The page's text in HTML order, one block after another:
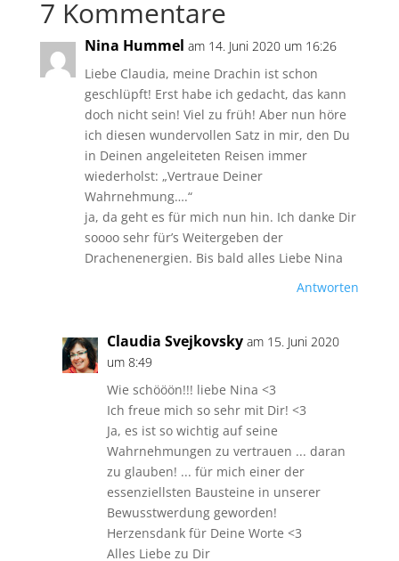
7 Kommentare
Nina Hummel am 14. Juni 2020 um 16:26
Liebe Claudia, meine Drachin ist schon
geschlüpft! Erst habe ich gedacht, das kann
doch nicht sein! Viel zu früh! Aber nun höre
ich diesen wundervollen Satz in mir, den Du
in Deinen angeleiteten Reisen immer
wiederholst: „Vertraue Deiner
Wahrnehmung….“
ja, da geht es für mich nun hin. Ich danke Dir
soooo sehr für’s Weitergeben der
Drachenenergien. Bis bald alles Liebe Nina
Antworten
Claudia Svejkovsky am 15. Juni 2020
um 8:49
Wie schööön!!! liebe Nina <3
Ich freue mich so sehr mit Dir! <3
Ja, es ist so wichtig auf seine
Wahrnehmungen zu vertrauen ... daran
zu glauben! ... für mich einer der
essenziellsten Bausteine in unserer
Bewusstwerdung geworden!
Herzensdank für Deine Worte <3
Alles Liebe zu Dir